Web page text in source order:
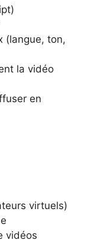
(langue, ton,
la vidéo
en
virtuels)
vidéos